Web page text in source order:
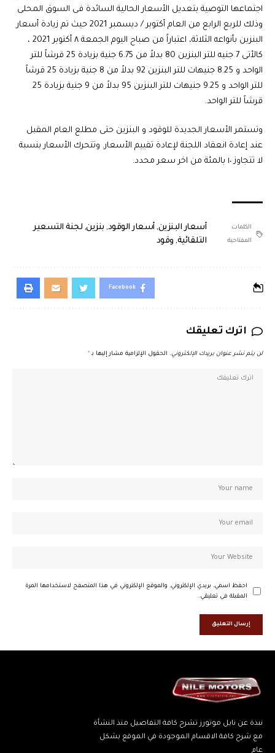
اجتماعها التوصية بتعديل الأسعار الحالية السائدة فى السوق المحلى
وذلك للربع الرابع من العام أكتوبر / ديسمبر 2021 حيث تم زيادة أسعار
البنزين بأنواعه الثلاثة، اعتباراً من صباح اليوم الجمعة ٨ أكتوبر 2021 ،
كالأتى 7 جنيه للتر البنزين 80 بدلاً من 6.75 جنية بزيادة 25 قرشاً للتر
الواحد و 8.25 جنيهات للتر البنزين 92 بدلاً من 8 جنية بزيادة 25 قرشاً
للتر الواحد و 9.25 جنيهات للتر البنزين 95 بدلاً من 9 جنية بزيادة 25
قرشاً للتر الواحد.
وتستمر الأسعار الجديدة للوقود و البنزين حتى مطلع العام المقبل
عند إعادة انعقاد اللجنة لإعادة تقييم الأسعار. وتتحرك الأسعار بنسبة
لا تتجاوز ١٠ بالمئة من اخر سعر محدد.
الكلمات
المفتاحية:
أسعار البنزين, أسعار الوقود, بنزين, لجنة التسعير
التلقائية, وقود
Facebook
اترك تعليقك
لن يتم نشر عنوان بريدك الإلكتروني. الحقول الإلزامية مشار إليها بـ *
احفظ اسمي، بريدي الإلكتروني، والموقع الإلكتروني في هذا المتصفح لاستخدامها المرة
المقبلة في تعليقي.
نبذة عن نايل موتورز تشرح كافة التفاصيل منذ النشأة
مع شرح كافة الاقسام الموجودة في الموقع بشكل
عام